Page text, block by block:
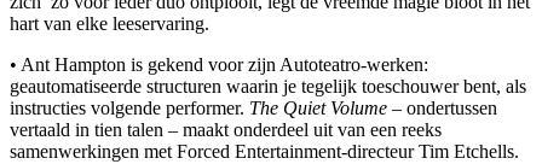
hart van elke leeservaring.
• Ant Hampton is gekend voor zijn Autoteatro-werken:
geautomatiseerde structuren waarin je tegelijk toeschouwer bent, als
instructies volgende performer. The Quiet Volume – ondertussen
vertaald in tien talen – maakt onderdeel uit van een reeks
samenwerkingen met Forced Entertainment-directeurTim Etchells.